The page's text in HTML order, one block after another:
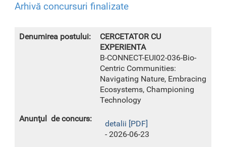
Arhivă concursuri finalizate
CERCETATOR CU
EXPERIENTA
B-CONNECT-EUI02-036-Bio-
Centric Communities:
Navigating Nature, Embracing
Ecosystems, Championing
Technology
detalii [PDF]
- 2026-06-23